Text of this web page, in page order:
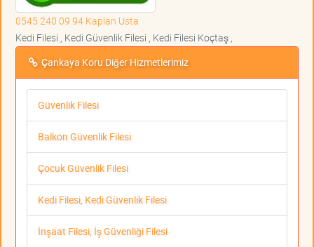
0545 240 09 94 Kaplan Usta
Kedi Filesi , Kedi Güvenlik Filesi , Kedi Filesi Koçtaş ,
Çankaya Koru Diğer Hizmetlerimiz
Güvenlik Filesi
Balkon Güvenlik Filesi
Çocuk Güvenlik Filesi
Kedi Filesi, Kedi Güvenlik Filesi
İnşaat Filesi, İş Güvenliği Filesi